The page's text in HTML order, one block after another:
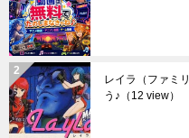
レイラ（ファミ
う♪ （12 view）